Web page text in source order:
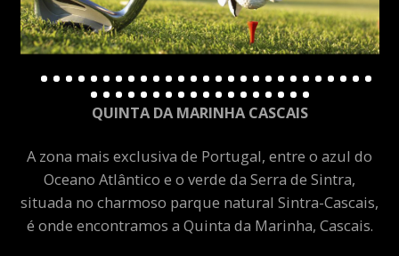
QUINTA DA MARINHA CASCAIS
A zona mais exclusiva de Portugal, entre o azul do
Oceano Atlântico e o verde da Serra de Sintra,
situada no charmoso parque natural Sintra-Cascais,
é onde encontramos a Quinta da Marinha, Cascais.